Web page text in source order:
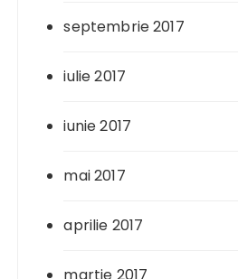
septembrie 2017
iulie 2017
iunie 2017
mai 2017
aprilie 2017